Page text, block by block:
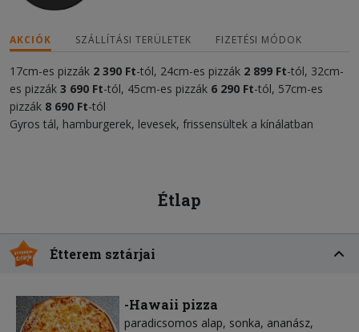
AKCIÓK SZÁLLÍTÁSI TERÜLETEK FIZETÉSI MÓDOK
17cm-es pizzák 2 390 Ft-tól, 24cm-es pizzák 2 899 Ft-tól, 32cm-
es pizzák 3 690 Ft-tól, 45cm-es pizzák 6 290 Ft-tól, 57cm-es
pizzák 8 690 Ft-tól
Gyros tál, hamburgerek, levesek, frissensültek a kínálatban
Étlap
Étterem sztárjai
-Hawaii pizza
paradicsomos alap sonka ananász